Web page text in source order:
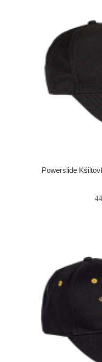
Powerslide